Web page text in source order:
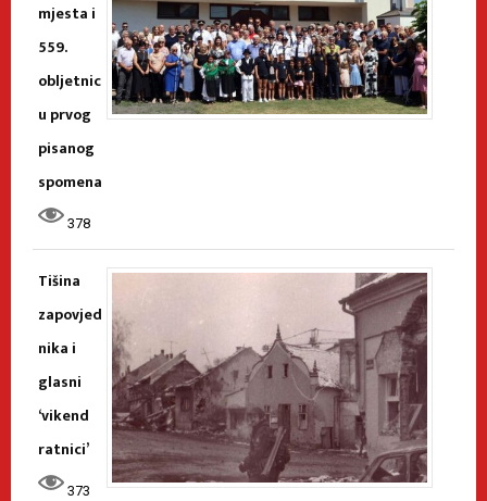
mjesta i
559.
obljetnic
u prvog
pisanog
spomena
378
Tišina
zapovjed
nika i
glasni
‘vikend
ratnici’
373